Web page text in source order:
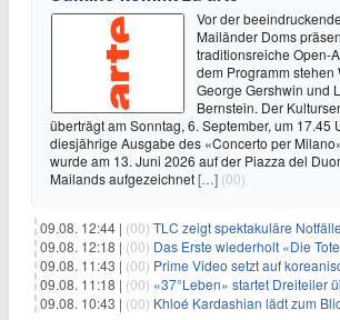
Vor der
Mailänder Doms
traditionsreiche Open-
dem Programm stehen
George Gershwin und
Bernstein. Der
überträgt am Sonntag, 6. September, um 17.45
diesjährige Ausgabe des «Concerto per
wurde am 13. Juni 2026 auf der Piazza del
Mailands aufgezeichnet[…] (00)
09.08. 12:44 | (00) TLC zeigt spektakuläre Notfälle aus der
09.08. 12:18 | (00) Das Erste wiederholt «Die
09.08. 11:43 | (00) Prime Video setzt auf
09.08. 11:18 | (00) «37°Leben» startet Dreiteiler über
09.08. 10:43 | (00) Khloé Kardashian lädt zum Blick hinter die